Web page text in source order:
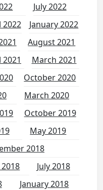
July 2022
2022
January 2022
August 2021
March 2021
October 2020
March 2020
October 2019
May 2019
2018
July 2018
January 2018